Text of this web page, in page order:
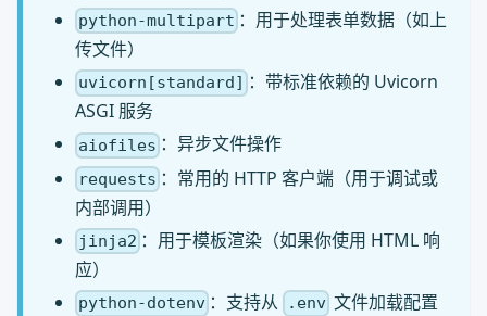
python-multipart ：用于处理表单数据（如上
传文件）
uvicorn[standard] ：带标准依赖的 Uvicorn
ASGI 服务
aiofiles ：异步文件操作
requests ：常用的 HTTP 客户端（用于调试或
内部调用）
jinja2 ：用于模板渲染（如果你使用 HTML 响
应）
python-dotenv ：支持从 .env 文件加载配置